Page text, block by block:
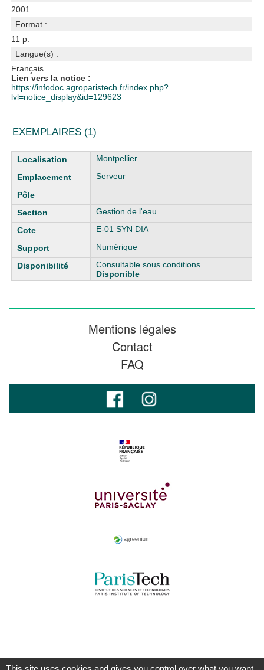
2001
Format :
11 p.
Langue(s) :
Français
Lien vers la notice :
https://infodoc.agroparistech.fr/index.php?
lvl=notice_display&id=129623
EXEMPLAIRES (1)
Liste des exemplaires
Montpellier
Serveur
Gestion de l'eau
E-01 SYN DIA
Numérique
Consultable sous conditions
Disponible
Mentions légales
Contact
FAQ